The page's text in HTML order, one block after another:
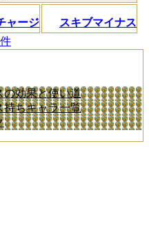
ャージ
スキブマイナス
の効果と使い道
持ちキャラ一覧